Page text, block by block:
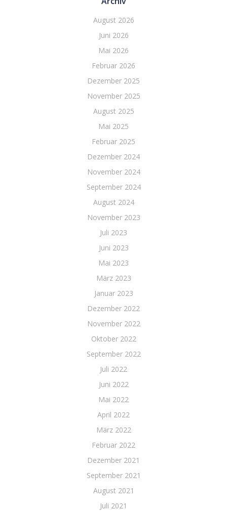
August 2026
Juni 2026
Mai 2026
Februar 2026
Dezember 2025
November 2025
August 2025
Mai 2025
Februar 2025
Dezember 2024
November 2024
September 2024
August 2024
November 2023
Juli 2023
Juni 2023
Mai 2023
März 2023
Januar 2023
Dezember 2022
November 2022
Oktober 2022
September 2022
Juli 2022
Juni 2022
Mai 2022
April 2022
März 2022
Februar 2022
Dezember 2021
September 2021
August 2021
Juli 2021